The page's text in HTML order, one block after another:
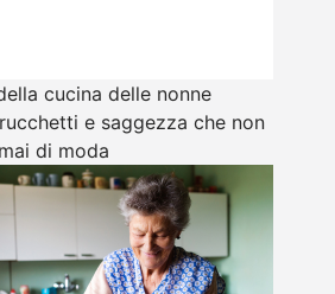
cucina delle nonne
e saggezza che non
di moda